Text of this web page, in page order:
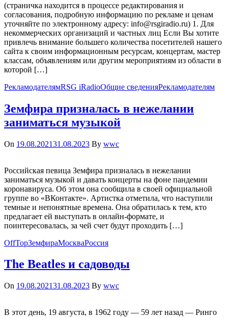
(страничка находится в процессе редактирования и
согласования, подробную информацию по рекламе и ценам
уточняйте по электронному адресу: info@rsgiradio.ru) 1. Для
некоммерческих организаций и частных лиц Если Вы хотите
привлечь внимание большего количества посетителей нашего
сайта к своим информационным ресурсам, концертам, мастер
классам, объявлениям или другим мероприятиям из области в
которой […]
РекламодателямRSG iRadioОбщие сведенияРекламодателям
Земфира призналась в нежелании
заниматься музыкой
On 19.08.202131.08.2023 By wwc
Российская певица Земфира призналась в нежелании
заниматься музыкой и давать концерты на фоне пандемии
коронавируса. Об этом она сообщила в своей официальной
группе во «ВКонтакте». Артистка отметила, что наступили
темные и непонятные времена. Она обратилась к тем, кто
предлагает ей выступать в онлайн-формате, и
поинтересовалась, за чей счет будут проходить […]
OffTopЗемфираМоскваРоссия
The Beatles и садоводы
On 19.08.202131.08.2023 By wwc
В этот день, 19 августа, в 1962 году — 59 лет назад — Ринго